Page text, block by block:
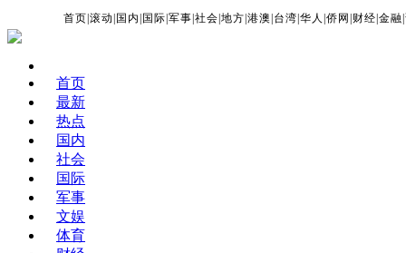
首页 |滚动 国内 国际 |军事 |社会 |地方 |港澳 台湾 |华人 |侨网 财经 |金融 |
首页
最新
热点
国内
社会
国际
军事
文娱
体育